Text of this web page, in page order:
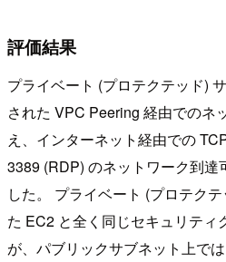
評価結果
プライベート (プロテクテッド)
された VPC Peering 経由でのネ
え、インターネット経由での
3389 (RDP) のネットワーク到達
した。 プライベート (プロテク
た EC2 と全く同じセキュリティ
が、パブリックサブネット上で